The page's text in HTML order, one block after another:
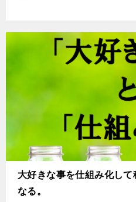
大好きな事を仕組み化し
なる。